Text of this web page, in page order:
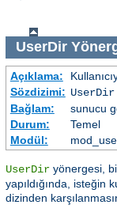
UserDir
Açıklama:
Sözdizimi: UserDir
Bağlam:
sunucu
Durum:
Temel
Modül:
UserDir yönergesi,
yapıldığında, isteğin
dizinden